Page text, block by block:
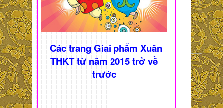
Các trang Giai phẩm Xuân
THKT từ năm 2015 trở về
trước